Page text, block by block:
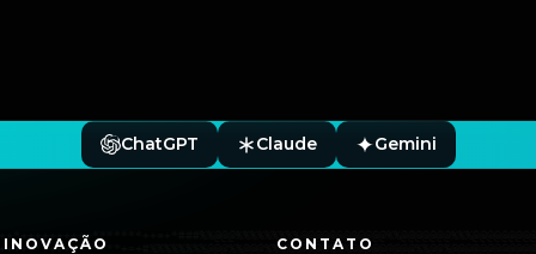
ChatGPT Claude Gemini
INOVAÇÃO CONTATO